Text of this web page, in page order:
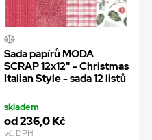
Sada papírů MODA
SCRAP 12x12" - Christmas
Italian Style - sada 12 listů
skladem
od 236,0 Kč
vč. DPH